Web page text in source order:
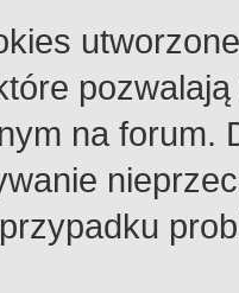
na forum.